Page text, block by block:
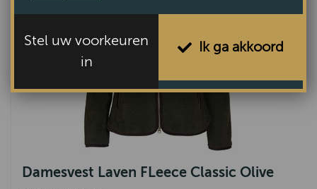
Damesvest Laven FLeece Classic Olive
Stel uw voorkeuren
in
Ik ga akkoord